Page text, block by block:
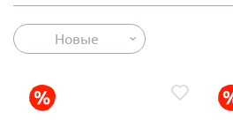
Новые